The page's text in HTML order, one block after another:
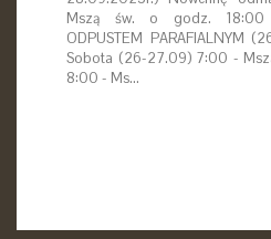
Mszą św. o godz. 18:00
ODPUSTEM PARAFIALNYM
Sobota (26-27.09) 7:00 -
8:00 - Ms…